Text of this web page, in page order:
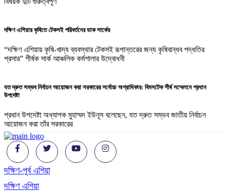
দক্ষিণ এশিয়ার কৃষিতে টেকসই পরিবর্তনের ডাক সার্কের
“দক্ষিণ এশিয়ায় কৃষি-খাদ্য ব্যবস্থার টেকসই রূপান্তরের জন্য কৃষিবান্ধব পদ্ধতির
প্রসার” শীর্ষক সার্ক আঞ্চলিক কর্মশালার উদ্বোধনী
যত দ্রুত সম্ভব নির্বাচন আয়োজন করা সরকারের সর্বোচ্চ অগ্রাধিকার: বিমসটেক শীর্ষ সম্মেলনে প্রধান
উপদেষ্টা
প্রধান উপদেষ্টা অধ্যাপক মুহাম্মদ ইউনূস বলেছেন, যত দ্রুত সম্ভব জাতীয় নির্বাচন
আয়োজন করা তাঁর সরকারের
দক্ষিণ-পূর্ব এশিয়া
দক্ষিণ এশিয়া